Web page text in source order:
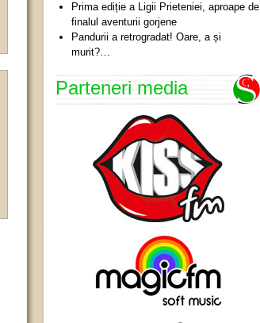
Prima ediție a Ligii Prieteniei, aproape de
finalul aventurii gorjene
Pandurii a retrogradat! Oare, a și
murit?…
Parteneri media